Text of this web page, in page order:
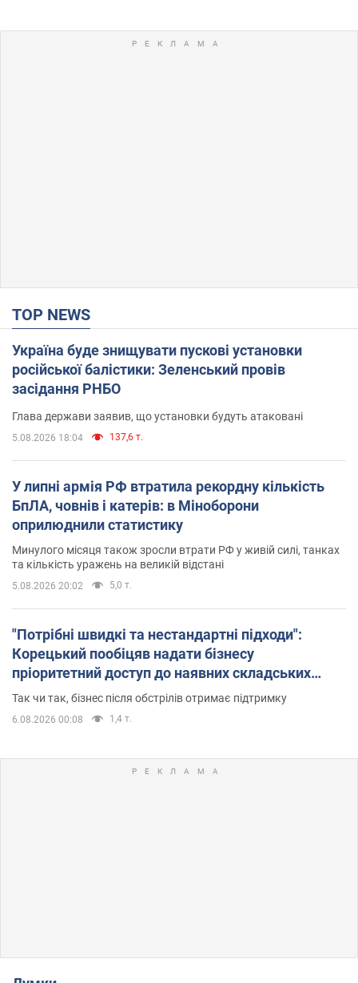
TOP NEWS
Україна буде знищувати пускові установки
російської балістики: Зеленський провів
засідання РНБО
Глава держави заявив, що установки будуть атаковані
5.08.2026 18:04 137,6 т.
У липні армія РФ втратила рекордну кількість
БпЛА, човнів і катерів: в Міноборони
оприлюднили статистику
Минулого місяця також зросли втрати РФ у живій силі, танках
та кількість уражень на великій відстані
5.08.2026 20:02 5,0 т.
"Потрібні швидкі та нестандартні підходи":
Корецький пообіцяв надати бізнесу
пріоритетний доступ до наявних складських
приміщень
Так чи так, бізнес після обстрілів отримає підтримку
6.08.2026 00:08 1,4 т.